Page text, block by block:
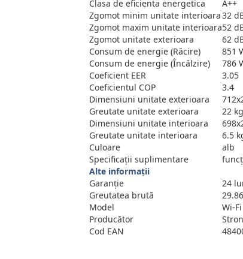
Clasa de eficienta energetica
A++
Zgomot minim unitate interioara32
Zgomot maxim unitate interioara52
Zgomot unitate exterioara
62
Consum de energie (Răcire)
851
Consum de energie (Încălzire)
786
Coeficient EER
3.05
Coeficientul COP
3.4
Dimensiuni unitate exterioara
Greutate unitate exterioara
22 kg
Dimensiuni unitate interioara
Greutate unitate interioara
6.5
Culoare
alb
Specificații suplimentare
Alte informații
Garanție
24
Greutatea brută
Model
Wi-
Producător
Cod EAN